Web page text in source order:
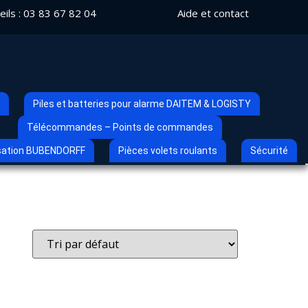
: 03 83 67 82 04 Aide et contact
Piles et batteries pour alarme DAITEM & LOGISTY
Télécommandes – Points de commandes
BUBENDORFF Pièces volets roulants Sécurité